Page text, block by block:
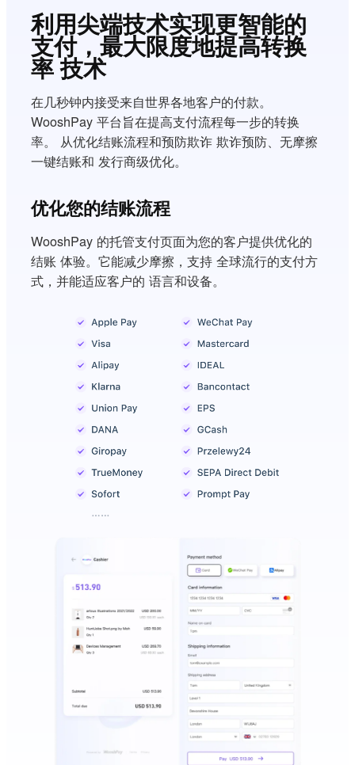
利用尖端技术实现更智能的
支付，最大限度地提高转换
率 技术
在几秒钟内接受来自世界各地客户的付款。
WooshPay 平台旨在提高支付流程每一步的转换
率。 从优化结账流程和预防欺诈 欺诈预防、无摩擦
一键结账和 发行商级优化。
优化您的结账流程
WooshPay 的托管支付页面为您的客户提供优化的
结账 体验。它能减少摩擦，支持 全球流行的支付方
式，并能适应客户的 语言和设备。